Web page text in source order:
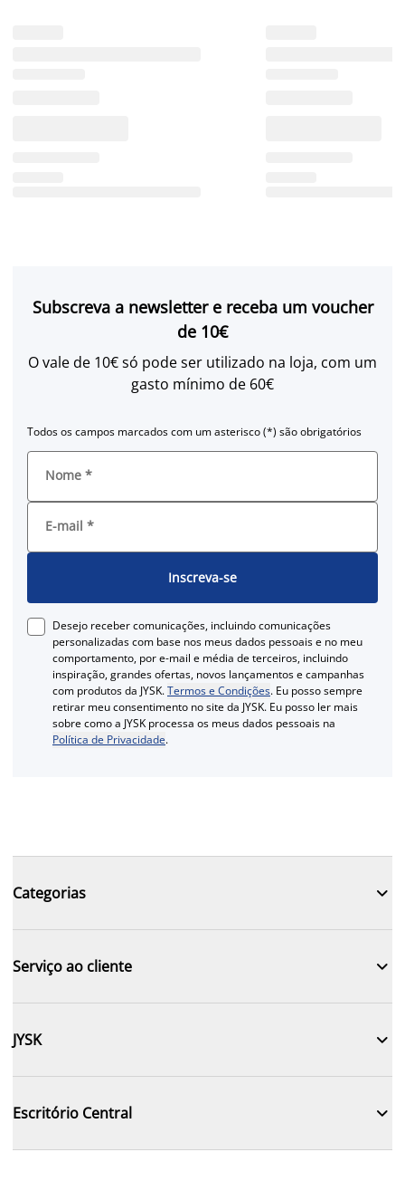
Subscreva a newsletter e receba um voucher
de 10€
O vale de 10€ só pode ser utilizado na loja, com um
gasto mínimo de 60€
Todos os campos marcados com um asterisco (*) são obrigatórios
Nome *
E-mail *
Inscreva-se
Desejo receber comunicações, incluindo comunicações
personalizadas com base nos meus dados pessoais e no meu
comportamento, por e-mail e média de terceiros, incluindo
inspiração, grandes ofertas, novos lançamentos e campanhas
com produtos da JYSK.Termos e Condições. Eu posso sempre
retirar meu consentimento no site da JYSK. Eu posso ler mais
sobre como a JYSK processa os meus dados pessoais na
Política de Privacidade.
Categorias 
Serviço ao cliente 
JYSK 
Escritório Central 